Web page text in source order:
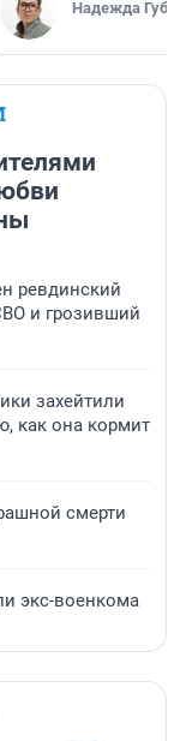
Надежда
ревдинский
и грозивший
захейтили
как она кормит
смерти
экс-военкома